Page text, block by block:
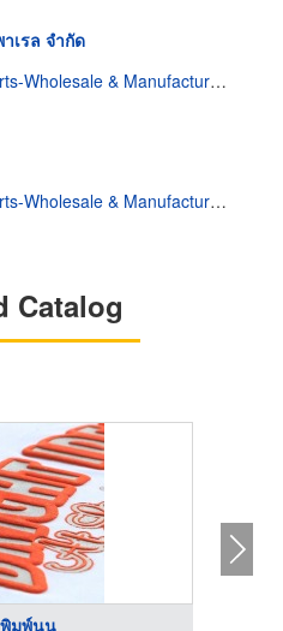
เรล จำกัด
Wholesale & Manufacturers
Wholesale & Manufacturers
Catalog
พิมพ์นูน